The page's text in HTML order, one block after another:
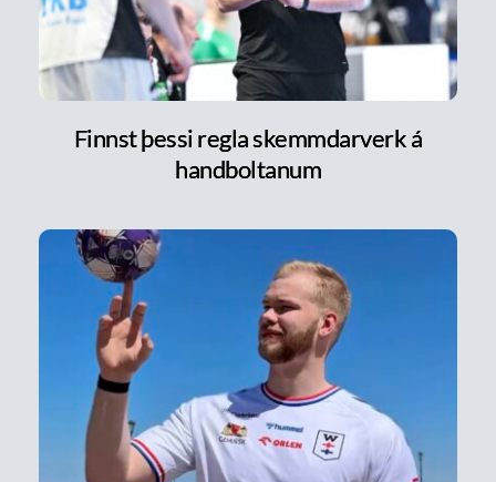
Finnst þessi regla skemmdarverk á
handboltanum